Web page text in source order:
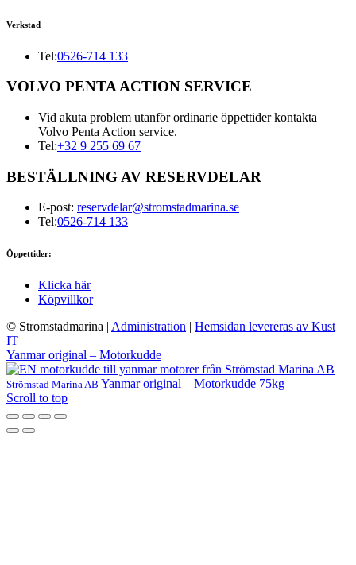
Verkstad
Tel:0526-714 133
VOLVO PENTA ACTION SERVICE
Vid akuta problem utanför ordinarie öppettider kontakta
Volvo Penta Action service.
Tel:+32 9 255 69 67
BESTÄLLNING AV RESERVDELAR
E-post: reservdelar@stromstadmarina.se
Tel:0526-714 133
Öppettider:
Klicka här
Köpvillkor
© Stromstadmarina | Administration | Hemsidan levereras av Kust
IT
Yanmar original – Motorkudde
Strömstad Marina AB Yanmar original – Motorkudde 75kg
Scroll to top